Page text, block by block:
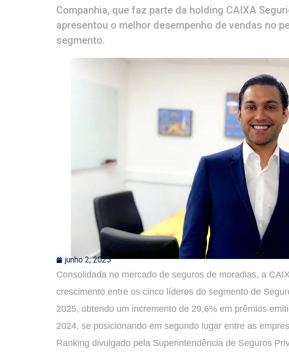
Companhia, que faz parte da holding CAIXA
apresentou o melhor desempenho de vendas no
segmento.
junho 2, 2025
Consolidada no mercado de seguros de moradias, a
crescimento entre os cinco líderes do segmento de
2025, obtendo um incremento de 29,6% em prêmios
2024, se posicionando em segundo lugar entre as
Ranking divulgado pela Superintendência de Seguros